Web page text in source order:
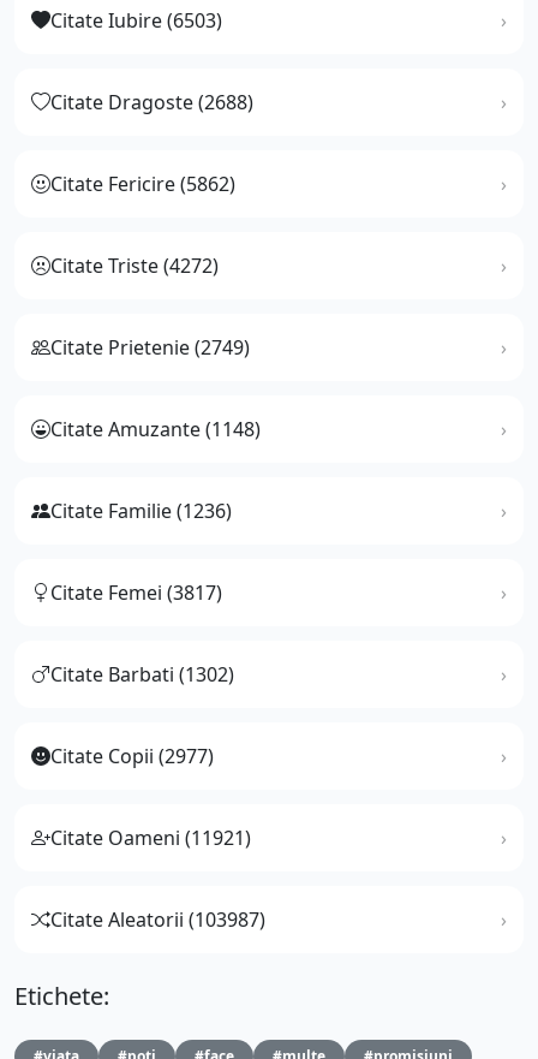
Citate Iubire (6503)
Citate Dragoste (2688)
Citate Fericire (5862)
Citate Triste (4272)
Citate Prietenie (2749)
Citate Amuzante (1148)
Citate Familie (1236)
Citate Femei (3817)
Citate Barbati (1302)
Citate Copii (2977)
Citate Oameni (11921)
Citate Aleatorii (103987)
Etichete: